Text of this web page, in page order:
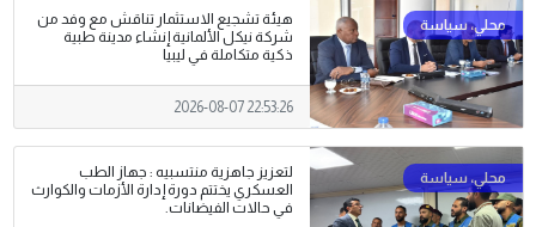
هيئة تشجيع الاستثمار تناقش مع وفد من
شركة نيكل الألمانية إنشاء مدينة طبية
ذكية متكاملة في ليبيا
2026-08-07 22:53:26
لتعزيز جاهزية منتسبيه : جهاز الطب
العسكري يختتم دورة إدارة الأزمات والكوارث
في حالات الفيضانات.